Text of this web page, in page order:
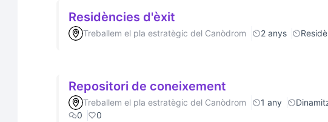
Residències d'èxit
Treballem el pla estratègic del Canòdrom 2 anys
Repositori de coneixement
Treballem el pla estratègic del Canòdrom 1 any
0
0